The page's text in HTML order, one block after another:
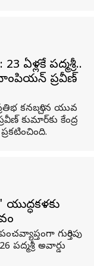
ఏళ్లకే పద్మశ్రీ..
ఛాంపియన్ ప్రవీణ్
కనబర్చిన యువ
కుమార్‌కు కేంద్ర
గుర్తింపు
పద్మశ్రీ అవార్డు